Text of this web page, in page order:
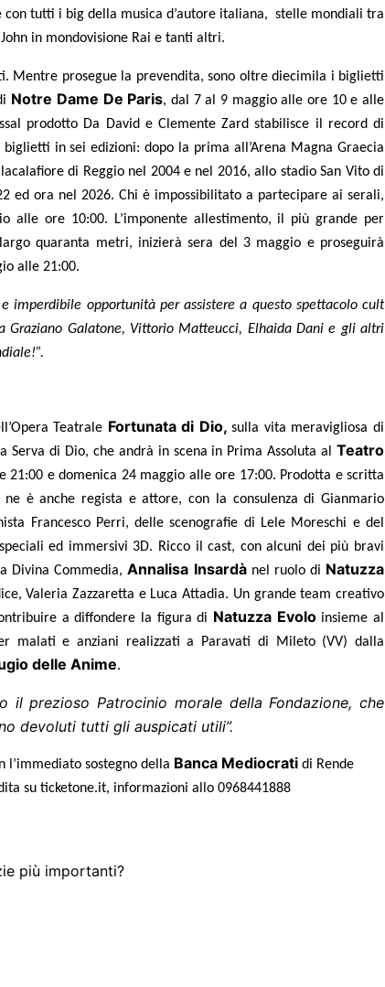
con tutti i big della musica d’autore italiana, stelle mondiali tra
in mondovisione Rai e tanti altri.
Mentre prosegue la prevendita, sono oltre diecimila i biglietti
Notre Dame De Paris, dal 7 al 9 maggio alle ore 10 e alle
prodotto Da David e Clemente Zard stabilisce il record di
in sei edizioni: dopo la prima all’Arena Magna Graecia
di Reggio nel 2004 e nel 2016, allo stadio San Vito di
ed ora nel 2026. Chi è impossibilitato a partecipare ai serali,
alle ore 10:00. L’imponente allestimento, il più grande per
quaranta metri, inizierà sera del 3 maggio e proseguirà
alle 21:00.
imperdibile opportunità per assistere a questo spettacolo cult
Graziano Galatone, Vittorio Matteucci, Elhaida Dani e gli altri
Teatrale Fortunata di Dio,sulla vita meravigliosa di
Serva di Dio, che andrà in scena in Prima Assoluta alTeatro
21:00 e domenica 24 maggio alle ore 17:00. Prodotta e scritta
è anche regista e attore, con la consulenza di Gianmario
Francesco Perri, delle scenografie di Lele Moreschi e del
ed immersivi 3D. Ricco il cast, con alcuni dei più bravi
Divina Commedia,Annalisa Insardànel ruolo di Natuzza
Valeria Zazzaretta e Luca Attadia. Un grande team creativo
a diffondere la figura di Natuzza Evoloinsieme al
malati e anziani realizzati a Paravati di Mileto (VV) dalla
delle Anime.
il prezioso Patrocinio morale della Fondazione, che
devoluti tutti gli auspicati utili”.
l’immediato sostegno della Banca Mediocrati di Rende
su ticketone.it, informazioni allo 0968441888
più importanti?